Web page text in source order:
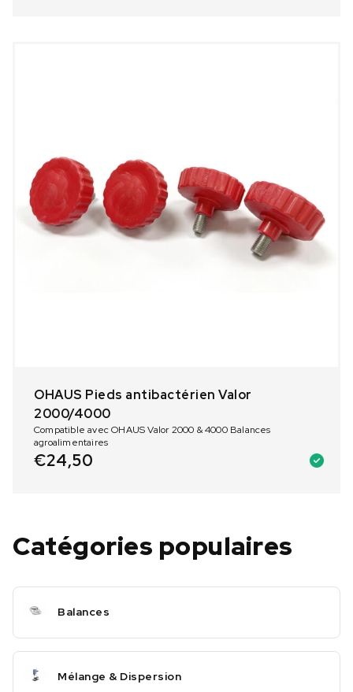
OHAUS Pieds antibactérien Valor
2000/4000
Compatible avec OHAUS Valor 2000 & 4000 Balances
agroalimentaires
€24,50
Catégories populaires
Balances
Mélange & Dispersion